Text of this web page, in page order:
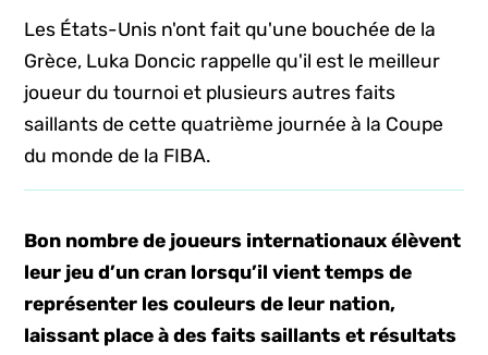
Les États-Unis n'ont fait qu'une bouchée de la
Grèce, Luka Doncic rappelle qu'il est le meilleur
joueur du tournoi et plusieurs autres faits
saillants de cette quatrième journée à la Coupe
du monde de la FIBA.
Bon nombre de joueurs internationaux élèvent
leur jeu d’un cran lorsqu’il vient temps de
représenter les couleurs de leur nation,
laissant place à des faits saillants et résultats